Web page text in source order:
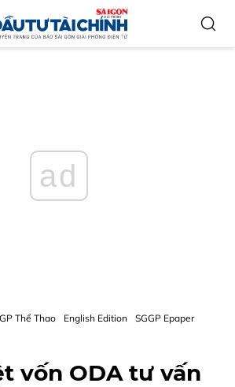
ad
Thể Thao English Edition SGGP Epaper
vốn ODA tư vấn